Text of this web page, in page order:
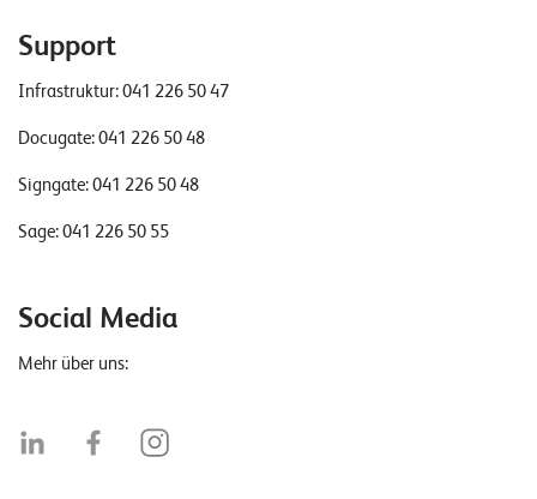
Support
Infrastruktur:041 226 50 47
Docugate:041 226 50 48
Signgate:041 226 50 48
Sage:041 226 50 55
Social Media
Mehr über uns: